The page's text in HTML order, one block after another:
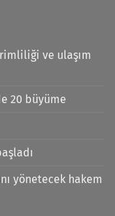
ve ulaşım
20 büyüme
yönetecek hakem